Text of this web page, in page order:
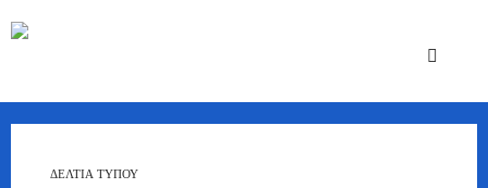
Ζήσης
Bουλευτής Ν.
ΔΕΛΤΙΑ ΤΥΠΟΥ